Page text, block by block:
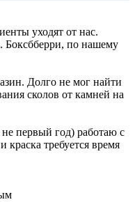
уходят от нас.
Боксбберри, по нашему
Долго не мог найти
сколов от камней на
первый год) работаю с
требуется время